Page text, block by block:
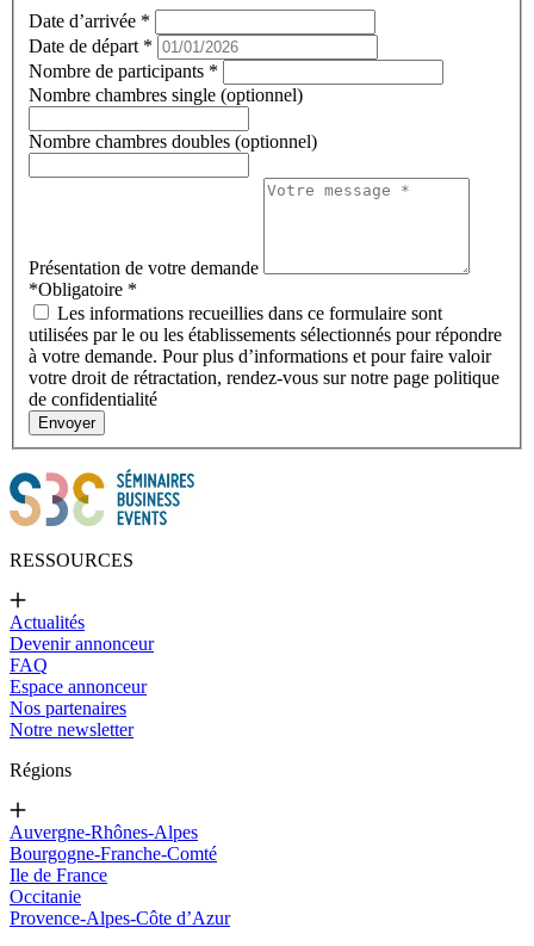
Date d’arrivée *
Date de départ *
Nombre de participants *
Nombre chambres single (optionnel)
Nombre chambres doubles (optionnel)
Présentation de votre demande
*Obligatoire *
Les informations recueillies dans ce formulaire sont
utilisées par le ou les établissements sélectionnés pour répondre
à votre demande. Pour plus d’informations et pour faire valoir
votre droit de rétractation, rendez-vous sur notre page politique
de confidentialité
Envoyer
RESSOURCES
Actualités
Devenir annonceur
FAQ
Espace annonceur
Nos partenaires
Notre newsletter
Régions
Auvergne-Rhônes-Alpes
Bourgogne-Franche-Comté
Ile de France
Occitanie
Provence-Alpes-Côte d’Azur